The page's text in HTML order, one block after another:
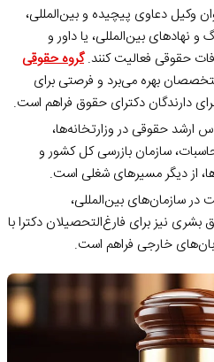
وکیل دعاوی پیچیده و بین‌المللی،
بین‌المللی، یا داور و
حقوقی فعالیت کنند.گروه حقوقی
بهره می‌برد و فرصتی برای
دارندگان دکترای حقوق فراهم است.
ارشد حقوقی در وزارتخانه‌ها،
سازمان بازرسی کل کشور و
از دیگر مسیرهای شغلی است.
در سازمان‌های بین‌المللی،
نیز برای فارغ‌التحصیلان دکترا با
خارجی فراهم است.